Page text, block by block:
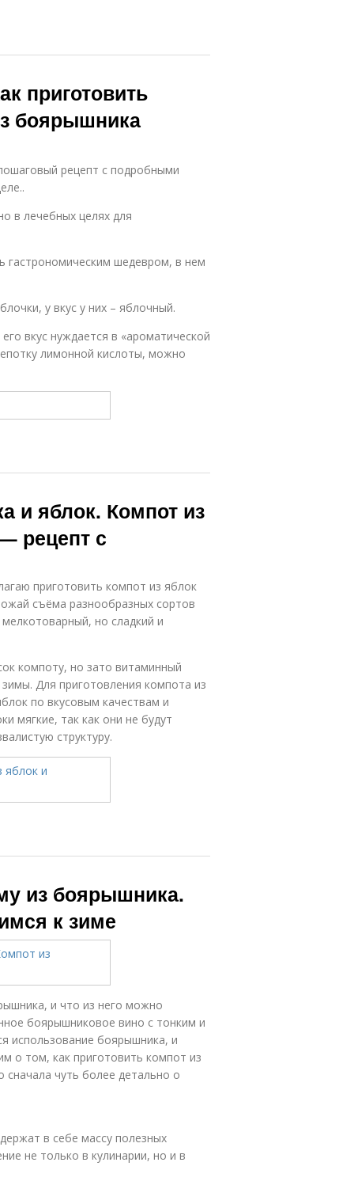
приготовить
боярышника
рецепт с подробными
в лечебных целях для
гастрономическим шедевром, в нем
у вкус у них – яблочный.
вкус нуждается в «ароматической
лимонной кислоты, можно
и яблок. Компот из
рецепт с
приготовить компот из яблок
съёма разнообразных сортов
но сладкий и
компоту, но зато витаминный
Для приготовления компота из
по вкусовым качествам и
мягкие, так как они не будут
структуру.
из боярышника.
к зиме
и что из него можно
боярышниковое вино с тонким и
использование боярышника, и
о том, как приготовить компот из
чуть более детально о
в себе массу полезных
не только в кулинарии, но и в